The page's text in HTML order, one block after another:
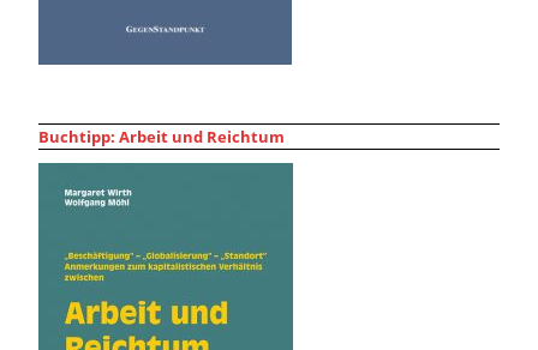
Buchtipp: Arbeit und Reichtum